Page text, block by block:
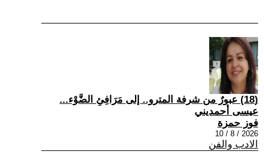
(18) عبورٌ من شرفة المترو.. إلى مَرَافِئِ الضَّوْء...
عيسى أحمديني
فوز حمزة
2026 / 8 / 10
الادب والفن